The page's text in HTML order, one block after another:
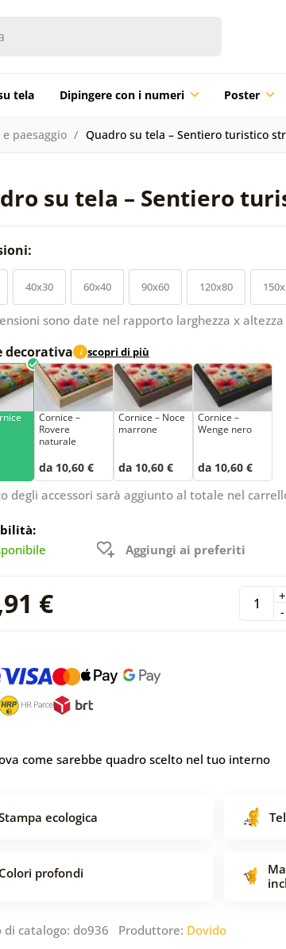
tela Dipingere con i numeri Poster
paesaggio Quadro su tela – Sentiero turistico
su tela – Sentiero
40x30 60x40 90x60 120x80
sono date nel rapporto larghezza x altezza
decorativa i scopri di più
Cornice –
Rovere
naturale
da 10,60 €
Cornice – Noce
marrone
da 10,60 €
Cornice –
Wenge nero
da 10,60 €
degli accessori sarà aggiunto al totale nel
Aggiungi ai preferiti
€ -
+
come sarebbe quadro scelto nel tuo interno
ecologica
Colori profondi
di catalogo: do936 Produttore: Dovido